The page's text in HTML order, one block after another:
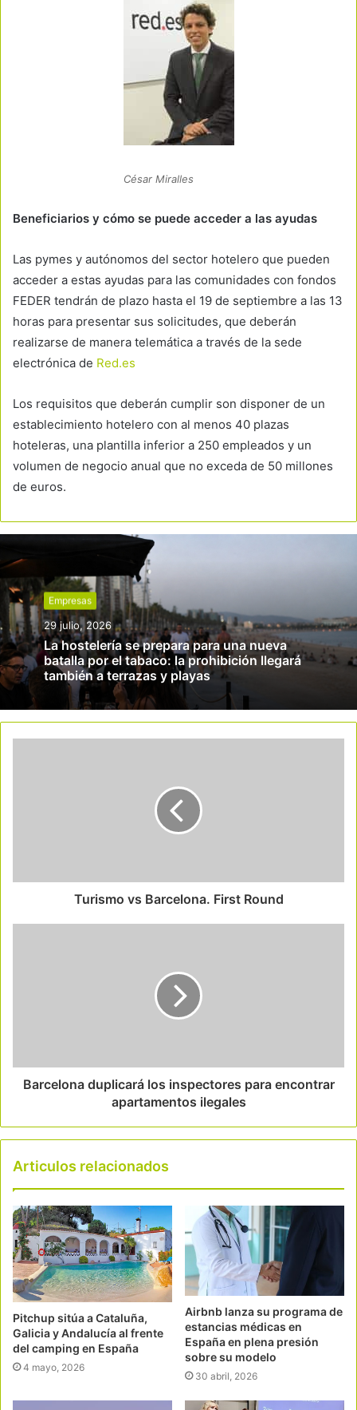
César Miralles
Beneficiarios y cómo se puede acceder a las ayudas
Las pymes y autónomos del sector hotelero que pueden
acceder a estas ayudas para las comunidades con fondos
FEDER tendrán de plazo hasta el 19 de septiembre a las 13
horas para presentar sus solicitudes, que deberán
realizarse de manera telemática a través de la sede
electrónica de Red.es
Los requisitos que deberán cumplir son disponer de un
establecimiento hotelero con al menos 40 plazas
hoteleras, una plantilla inferior a 250 empleados y un
volumen de negocio anual que no exceda de 50 millones
de euros.
Empresas
29 julio, 2026
La hostelería se prepara para una nueva
batalla por el tabaco: la prohibición llegará
también a terrazas y playas
Turismo vs Barcelona. First Round
Barcelona duplicará los inspectores para encontrar
apartamentos ilegales
Articulos relacionados
Pitchup sitúa a Cataluña,
Galicia y Andalucía al frente
del camping en España
4 mayo, 2026
Airbnb lanza su programa de
estancias médicas en
España en plena presión
sobre su modelo
30 abril, 2026